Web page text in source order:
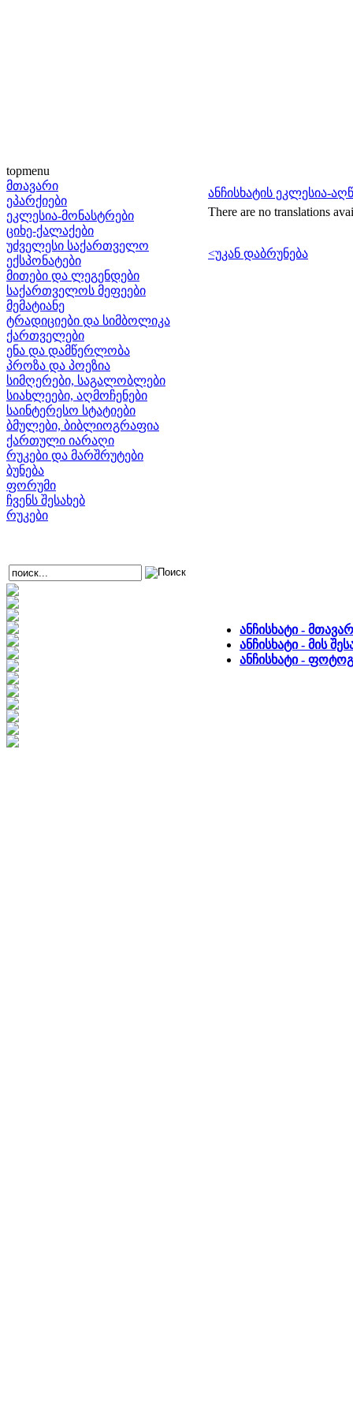
topmenu
მთავარი
ეპარქიები
ეკლესია-მონასტრები
ციხე-ქალაქები
უძველესი საქართველო
ექსპონატები
მითები და ლეგენდები
საქართველოს მეფეები
მემატიანე
ტრადიციები და სიმბოლიკა
ქართველები
ენა და დამწერლობა
პროზა და პოეზია
სიმღერები, საგალობლები
სიახლეები, აღმოჩენები
საინტერესო სტატიები
ბმულები, ბიბლიოგრაფია
ქართული იარაღი
რუკები და მარშრუტები
ბუნება
ფორუმი
ჩვენს შესახებ
რუკები
ანჩისხატის ეკლესია-
There are no translations
<უკან დაბრუნება
ანჩისხატი -
ანჩისხატი - მის
ანჩისხატი -